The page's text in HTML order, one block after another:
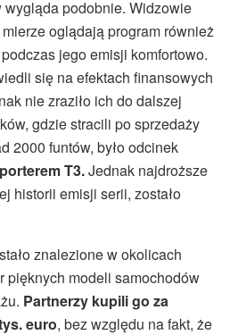
podobnie. Widzowie
oglądają program również
jego emisji komfortowo.
się na efektach finansowych
nie zraziło ich do dalszej
gdzie stracili po sprzedaży
2000 funtów, było odcinek
T3.Jednak najdroższe
historii emisji serii, zostało
znalezione w okolicach
pięknych modeli samochodów
Partnerzy kupili go za
euro, bez względu na fakt, że